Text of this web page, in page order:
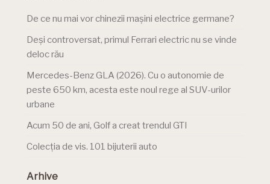
De ce nu mai vor chinezii mașini electrice germane?
Deși controversat, primul Ferrari electric nu se vinde
deloc rău
Mercedes-Benz GLA (2026). Cu o autonomie de
peste 650 km, acesta este noul rege al SUV-urilor
urbane
Acum 50 de ani, Golf a creat trendul GTI
Colecția de vis. 101 bijuterii auto
Arhive